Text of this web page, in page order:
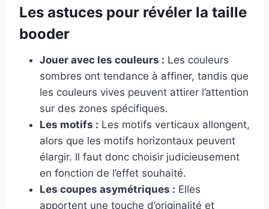
Les astuces pour révéler la taille
booder
Jouer avec les couleurs : Les couleurs
sombres ont tendance à affiner, tandis que
les couleurs vives peuvent attirer l’attention
sur des zones spécifiques.
Les motifs : Les motifs verticaux allongent,
alors que les motifs horizontaux peuvent
élargir. Il faut donc choisir judicieusement
en fonction de l’effet souhaité.
Les coupes asymétriques : Elles
apportent une touche d’originalité et